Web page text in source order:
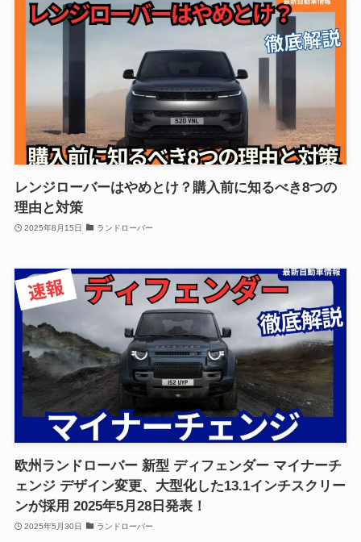
レンジローバーはやめとけ？購入前に知るべき8つの
理由と対策
2025年8月15日 ランドローバー
欧州ランドローバー 新型 ディフェンダー マイナーチ
ェンジ デザイン変更、大型化した13.1インチスクリー
ンが採用 2025年5月28日発表！
2025年5月30日 ランドローバー